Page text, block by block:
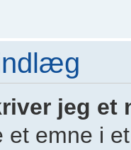
jeg et
et emne i